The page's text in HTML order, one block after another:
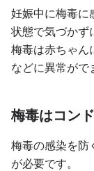
妊娠中に梅毒に
状態で気づかず
梅毒は赤ちゃん
などに異常がで
梅毒はコン
梅毒の感染を防
が必要です。